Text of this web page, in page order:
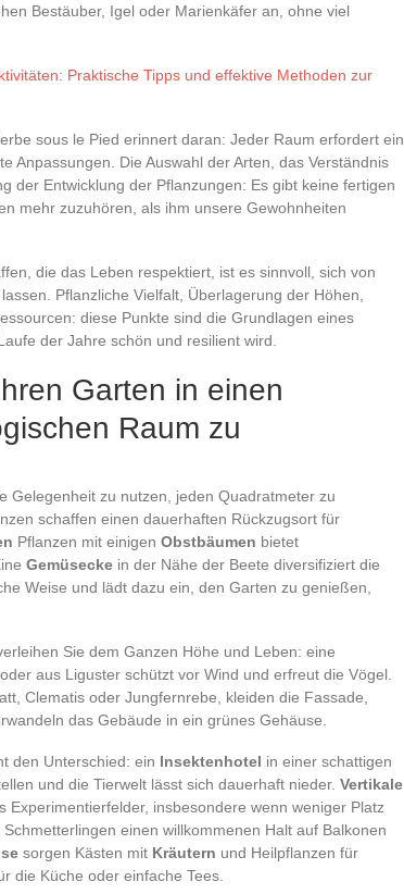
Bestäuber, Igel oder Marienkäfer an, ohne viel
Praktische Tipps und effektive Methoden zur
sous le Pied erinnert daran: Jeder Raum erfordert ein
Anpassungen. Die Auswahl der Arten, das Verständnis
der Entwicklung der Pflanzungen: Es gibt keine fertigen
mehr zuzuhören, als ihm unsere Gewohnheiten
die das Leben respektiert, ist es sinnvoll, sich von
Pflanzliche Vielfalt, Überlagerung der Höhen,
diese Punkte sind die Grundlagen eines
der Jahre schön und resilient wird.
Garten in einen
Raum zu
Gelegenheit zu nutzen, jeden Quadratmeter zu
schaffen einen dauerhaften Rückzugsort für
Pflanzen mit einigen Obstbäumen bietet
Gemüsecke in der Nähe der Beete diversifiziert die
Weise und lädt dazu ein, den Garten zu genießen,
Sie dem Ganzen Höhe und Leben: eine
aus Liguster schützt vor Wind und erfreut die Vögel.
Clematis oder Jungfernrebe, kleiden die Fassade,
das Gebäude in ein grünes Gehäuse.
den Unterschied: ein Insektenhotel in einer schattigen
und die Tierwelt lässt sich dauerhaft nieder. Vertikale
Experimentierfelder, insbesondere wenn weniger Platz
einen willkommenen Halt auf Balkonen
sorgen Kästen mit Kräutern und Heilpflanzen für
die Küche oder einfache Tees.